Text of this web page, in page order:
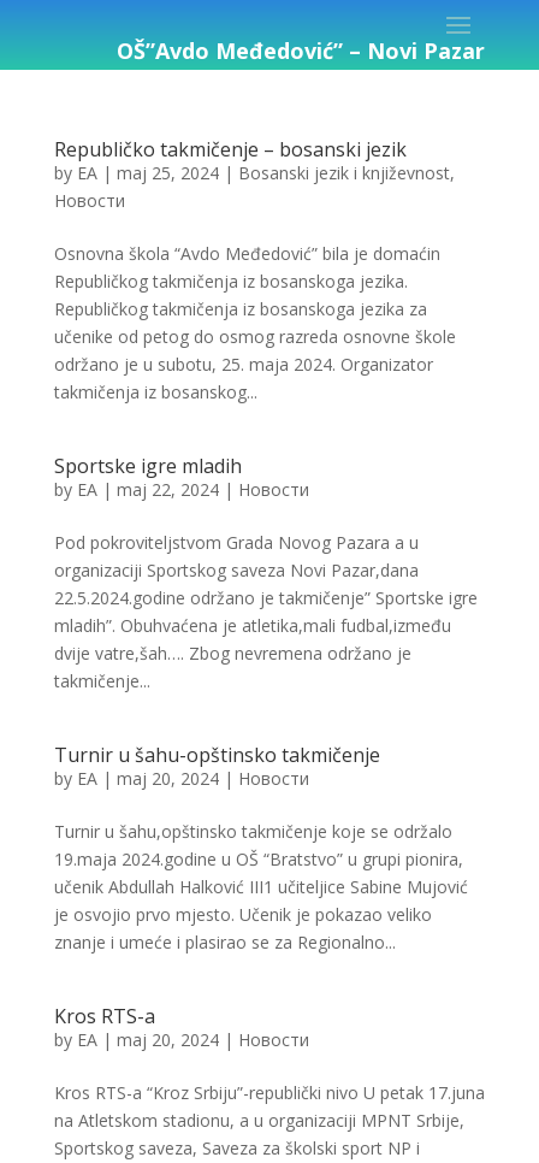
OŠ”Avdo Međedović” – Novi Pazar
Republičko takmičenje – bosanski jezik
by EA| maj 25, 2024| Bosanski jezik i književnost,
Новости
Osnovna škola “Avdo Međedović” bila je domaćin
Republičkog takmičenja iz bosanskoga jezika.
Republičkog takmičenja iz bosanskoga jezika za
učenike od petog do osmog razreda osnovne škole
održano je u subotu, 25. maja 2024. Organizator
takmičenja iz bosanskog...
Sportske igre mladih
by EA| maj 22, 2024| Новости
Pod pokroviteljstvom Grada Novog Pazara a u
organizaciji Sportskog saveza Novi Pazar,dana
22.5.2024.godine održano je takmičenje” Sportske igre
mladih”. Obuhvaćena je atletika,mali fudbal,između
dvije vatre,šah…. Zbog nevremena održano je
takmičenje...
Turnir u šahu-opštinsko takmičenje
by EA| maj 20, 2024| Новости
Turnir u šahu,opštinsko takmičenje koje se održalo
19.maja 2024.godine u OŠ “Bratstvo” u grupi pionira,
učenik Abdullah Halković III1 učiteljice Sabine Mujović
je osvojio prvo mjesto. Učenik je pokazao veliko
znanje i umeće i plasirao se za Regionalno...
Kros RTS-a
by EA| maj 20, 2024| Новости
Kros RTS-a “Kroz Srbiju”-republički nivo U petak 17.juna
na Atletskom stadionu, a u organizaciji MPNT Srbije,
Sportskog saveza, Saveza za školski sport NP i